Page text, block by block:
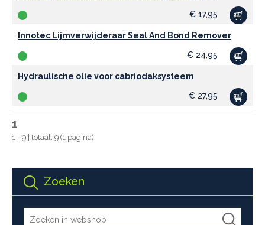
Zoeken
€ 17,95
Innotec Lijmverwijderaar Seal And Bond Remover
€ 24,95
Hydraulische olie voor cabriodaksysteem
€ 27,95
1
1 - 9 | totaal: 9 (1 pagina)